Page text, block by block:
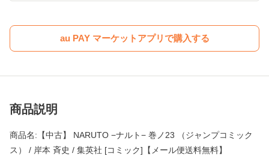
au PAY マーケットアプリで購入する
商品説明
商品名:【中古】 NARUTO −ナルト− 巻ノ23 （ジャンプコミック
ス） / 岸本 斉史 / 集英社 [コミック]【メール便送料無料】